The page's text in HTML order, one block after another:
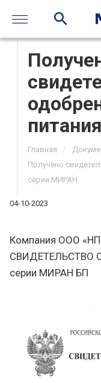
Главная /
Получено
серии МИРАН
04-10-2023
Компания ООО
СВИДЕТЕЛЬСТВО
серии МИРАН БП